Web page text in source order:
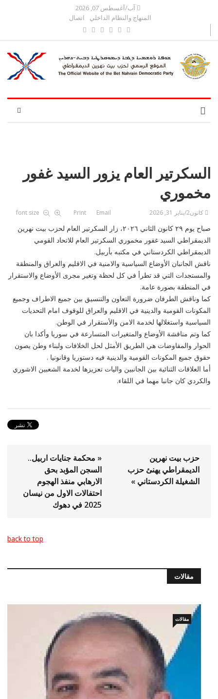
آب/أغسطس 07, 2026
المنهاج والنظام الداخلي
اتصال
السكرتير العام يزور السيد غفور
مخموري
كانون2/يناير 31, 2026 font size Print Email
صباح يوم ٢٩ كانون الثاني ٢٠٢٦، زار السكرتير العام لحزب بيت نهرين
الديمقراطي السيد غفور مخموري السكرتير العام للاتحاد القومي
الديمقراطي الكردستاني في مكتبه بأربيل.
ناقش الجانبان الأوضاع السياسية والامنية في الاقليم والعراق والمنطقة
والمستجدات التي قد تطرأ في كل لحظة وتغير مجرى الأوضاع والاستقرار
في المنطقة بصورة عامة.
كما وناقش الطرفان ضرورة التعاون والتنسيق بين جميع الاطراف وجميع
المكونات القومية والدينية في الاقليم والعراق للوقوف امام التحديات
السياسية واستغلالها لخدمة الامن والأستقرار في الوطن.
كما وتم مناقشة الأوضاع والمتغيرات المتسارعة في سوريا وأكدا بان
الحوار والمفاوضات هي الطريق الأمثل لحل الخلافات ولبناء وطن يصون
حقوق جميع المكونات القومية والدينية فيه دستوريا وقانونيا .
أما العلاقات الثنائية بين الجانبين واليات تعزيزها لخدمة الشعبين الاشوري
والكردي كان جانبا مهما في اللقاء.
« محكمة جنايات اربيل..
السجن المؤبد بحق
الارهابي منفذ الهجوم
احتفالات الاول من نيسان
2025 في دهوك
حزب بيت نهرين
الديمقراطي يهنئ حزب
الشغيلة الكردستاني »
back to top
مقالات
مقالات